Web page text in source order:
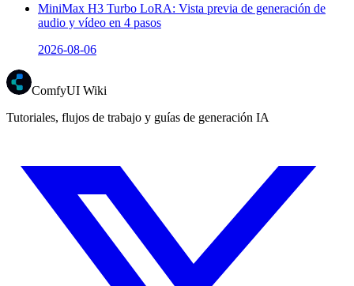
MiniMax H3 Turbo LoRA: Vista previa de generación de
audio y vídeo en 4 pasos
2026-08-06
ComfyUI Wiki
Tutoriales, flujos de trabajo y guías de generación IA